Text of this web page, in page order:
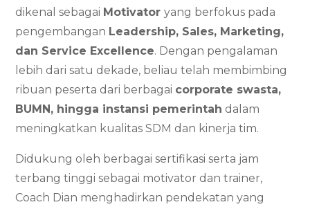
dikenal sebagai Motivator yang berfokus pada
pengembangan Leadership, Sales, Marketing,
dan Service Excellence. Dengan pengalaman
lebih dari satu dekade, beliau telah membimbing
ribuan peserta dari berbagai corporate swasta,
BUMN, hingga instansi pemerintah dalam
meningkatkan kualitas SDM dan kinerja tim.
Didukung oleh berbagai sertifikasi serta jam
terbang tinggi sebagai motivator dan trainer,
Coach Dian menghadirkan pendekatan yang